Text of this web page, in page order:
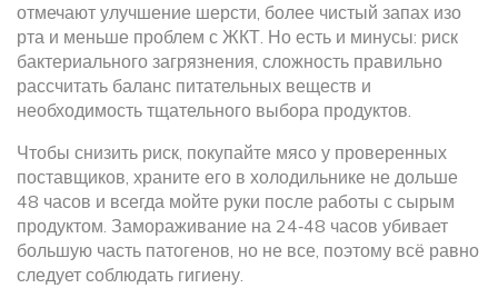
отмечают улучшение шерсти, более чистый запах изо
рта и меньше проблем с ЖКТ. Но есть и минусы: риск
бактериального загрязнения, сложность правильно
рассчитать баланс питательных веществ и
необходимость тщательного выбора продуктов.
Чтобы снизить риск, покупайте мясо у проверенных
поставщиков, храните его в холодильнике не дольше
48 часов и всегда мойте руки после работы с сырым
продуктом. Замораживание на 24‑48 часов убивает
большую часть патогенов, но не все, поэтому всё равно
следует соблюдать гигиену.